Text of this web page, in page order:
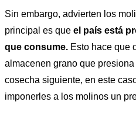
Sin embargo, advierten los
principal es que el país está
que consume. Esto hace que
almacenen grano que
cosecha siguiente, en este
imponerles a los molinos un